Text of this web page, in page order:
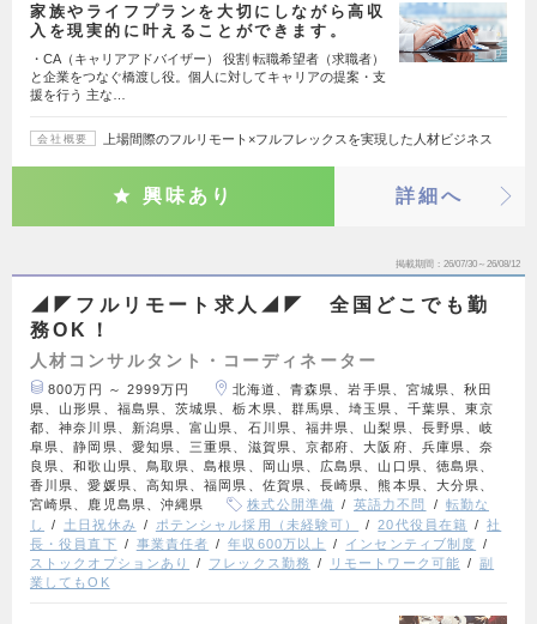
家族やライフプランを大切にしながら高収
入を現実的に叶えることができます。
・CA（キャリアアドバイザー） 役割 転職希望者（求職者）
と企業をつなぐ橋渡し役。個人に対してキャリアの提案・支
援を行う 主な…
会社概要 上場間際のフルリモート×フルフレックスを実現した人材ビジネス
興味あり 詳細へ
掲載期間 26/07/30～26/08/12
◢◤フルリモート求人◢◤ 全国どこでも勤
務OK！
人材コンサルタント・コーディネーター
800万円 ～ 2999万円
北海道、青森県、岩手県、宮城県、秋田
県、山形県、福島県、茨城県、栃木県、群馬県、埼玉県、千葉県、東京
都、神奈川県、新潟県、富山県、石川県、福井県、山梨県、長野県、岐
阜県、静岡県、愛知県、三重県、滋賀県、京都府、大阪府、兵庫県、奈
良県、和歌山県、鳥取県、島根県、岡山県、広島県、山口県、徳島県、
香川県、愛媛県、高知県、福岡県、佐賀県、長崎県、熊本県、大分県、
宮崎県、鹿児島県、沖縄県
株式公開準備 英語力不問
転勤な
し
土日祝休み ポテンシャル採用（未経験可） 20代役員在籍
社
長・役員直下
事業責任者 年収600万以上
インセンティブ制度
ストックオプションあり
フレックス勤務 リモートワーク可能
副
業してもOK